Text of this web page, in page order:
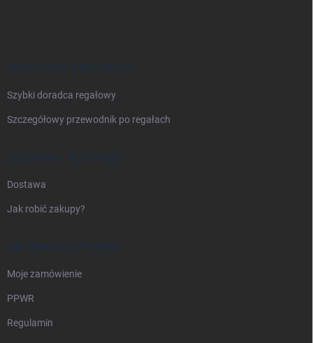
WSZYSTKO O REGAŁACH
Szybki doradca regałowy
Szczegółowy przewodnik po regałach
DOSTAWA I PŁATNOŚĆ
Dostawa
Jak robić zakupy?
INFORMACJE PRAWNE
Moje zamówienie
PPWR
Regulamin